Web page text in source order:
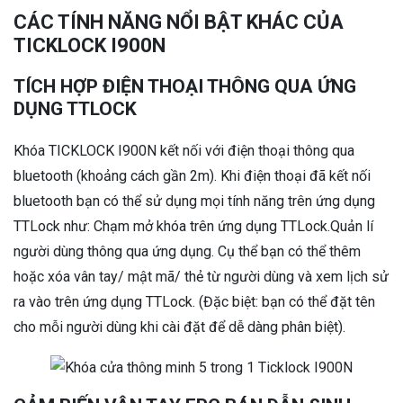
CÁC TÍNH NĂNG NỔI BẬT KHÁC CỦA
TICKLOCK I900N
TÍCH HỢP ĐIỆN THOẠI THÔNG QUA ỨNG
DỤNG TTLOCK
Khóa TICKLOCK I900N kết nối với điện thoại thông qua
bluetooth (khoảng cách gần 2m). Khi điện thoại đã kết nối
bluetooth bạn có thể sử dụng mọi tính năng trên ứng dụng
TTLock như: Chạm mở khóa trên ứng dụng TTLock.Quản lí
người dùng thông qua ứng dụng. Cụ thể bạn có thể thêm
hoặc xóa vân tay/ mật mã/ thẻ từ người dùng và xem lịch sử
ra vào trên ứng dụng TTLock. (Đặc biệt: bạn có thể đặt tên
cho mỗi người dùng khi cài đặt để dễ dàng phân biệt).